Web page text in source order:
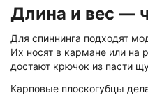
Длина и вес —
Для спиннинга подходят
Их носят в кармане или на
достают крючок из пасти
Карповые плоскогубцы